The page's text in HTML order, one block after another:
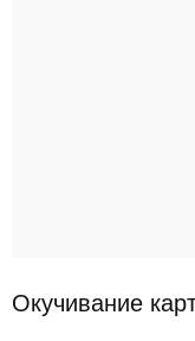
Окучивание